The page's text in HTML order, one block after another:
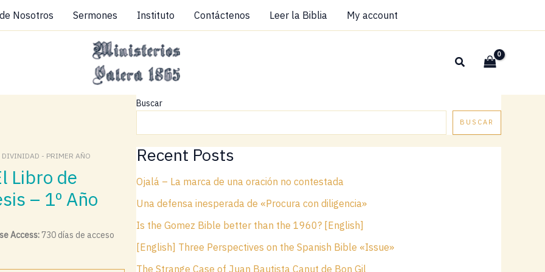
Nosotros Sermones Instituto Contáctenos Leer la Biblia My account
Buscar
DIVINIDAD - PRIMER AÑO
– 1º Año
Access:730 días de acceso
Buscar
BUSCAR
Recent Posts
Ojalá – La marca de una oración no contestada
Una defensa inesperada de «Procura con diligencia»
Is the Gomez Bible better than the 1960? [English]
[English] Three Perspectives on the Spanish Bible «Issue»
The Strange Case of Juan Bautista Canut de Bon Gil